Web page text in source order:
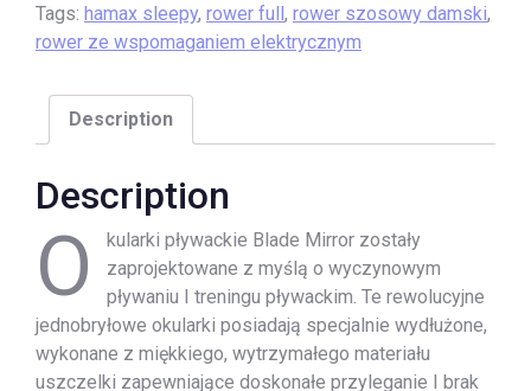
Tags: hamax sleepy, rower full, rower szosowy damski,
rower ze wspomaganiem elektrycznym
Description
Description
O
kularki pływackie Blade Mirror zostały
zaprojektowane z myślą o wyczynowym
pływaniu I treningu pływackim. Te rewolucyjne
jednobryłowe okularki posiadają specjalnie wydłużone,
wykonane z miękkiego, wytrzymałego materiału
uszczelki zapewniające doskonałe przyleganie I brak